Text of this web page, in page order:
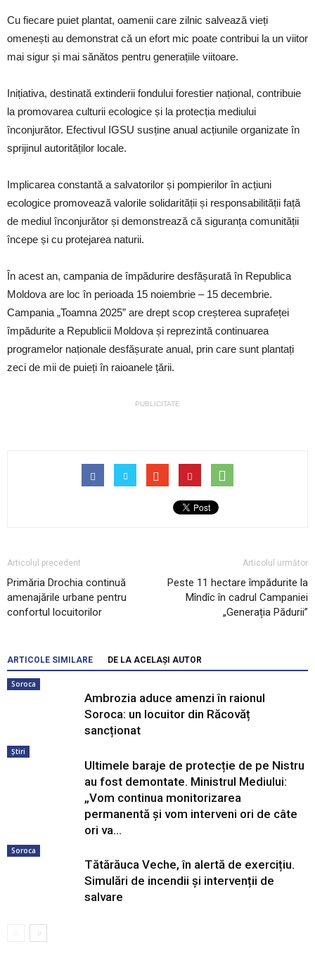
Cu fiecare puiet plantat, oamenii care zilnic salvează vieți
omenești au demonstrat că un efort mic poate contribui la un viitor
mai sigur și mai sănătos pentru generațiile viitoare.
Inițiativa, destinată extinderii fondului forestier național, contribuie
la promovarea culturii ecologice și la protecția mediului
înconjurător. Efectivul IGSU susține anual acțiunile organizate în
sprijinul autorităților locale.
Implicarea constantă a salvatorilor și pompierilor în acțiuni
ecologice promovează valorile solidarității și responsabilității față
de mediul înconjurător și demonstrează că siguranța comunității
începe și cu protejarea naturii.
În acest an, campania de împădurire desfășurată în Republica
Moldova are loc în perioada 15 noiembrie – 15 decembrie.
Campania „Toamna 2025” are drept scop creșterea suprafeței
împădurite a Republicii Moldova și reprezintă continuarea
programelor naționale desfășurate anual, prin care sunt plantați
zeci de mii de puieți în raioanele țării.
PUBLICITATE
Articolul precedent
Primăria Drochia continuă
amenajările urbane pentru
confortul locuitorilor
Articolul următor
Peste 11 hectare împădurite la
Mîndîc în cadrul Campaniei
„Generația Pădurii”
ARTICOLE SIMILARE DE LA ACELAȘI AUTOR
Soroca
Ambrozia aduce amenzi în raionul
Soroca: un locuitor din Răcovăț
sancționat
Știri
Ultimele baraje de protecție de pe Nistru
au fost demontate. Ministrul Mediului:
„Vom continua monitorizarea
permanentă și vom interveni ori de câte
ori va...
Soroca
Tătărăuca Veche, în alertă de exercițiu.
Simulări de incendii și intervenții de
salvare